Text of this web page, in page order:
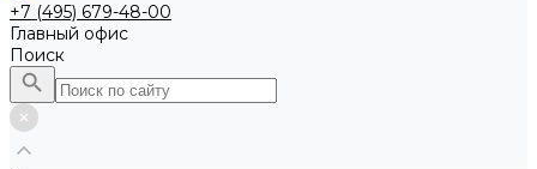
+7 (495) 679-48-00
Главный офис
Поиск